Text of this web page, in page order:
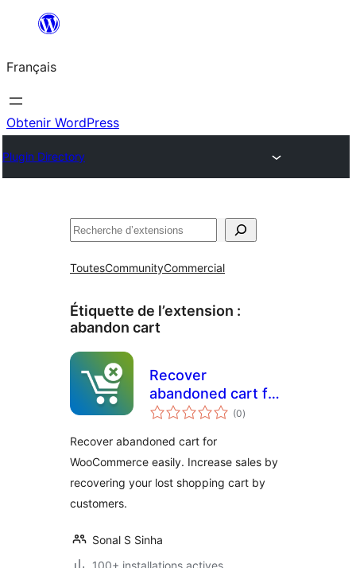
contenu
Français
Obtenir WordPress
Plugin Directory
Rechercher
ToutesCommunityCommercial
Étiquette de l’extension :
abandon cart
Recover
abandoned cart for
WooCommerce
(0notes
en
)
Recover abandoned cart for
WooCommerce easily. Increase sales by
recovering your lost shopping cart by
customers.
Sonal S Sinha
100+ installations actives